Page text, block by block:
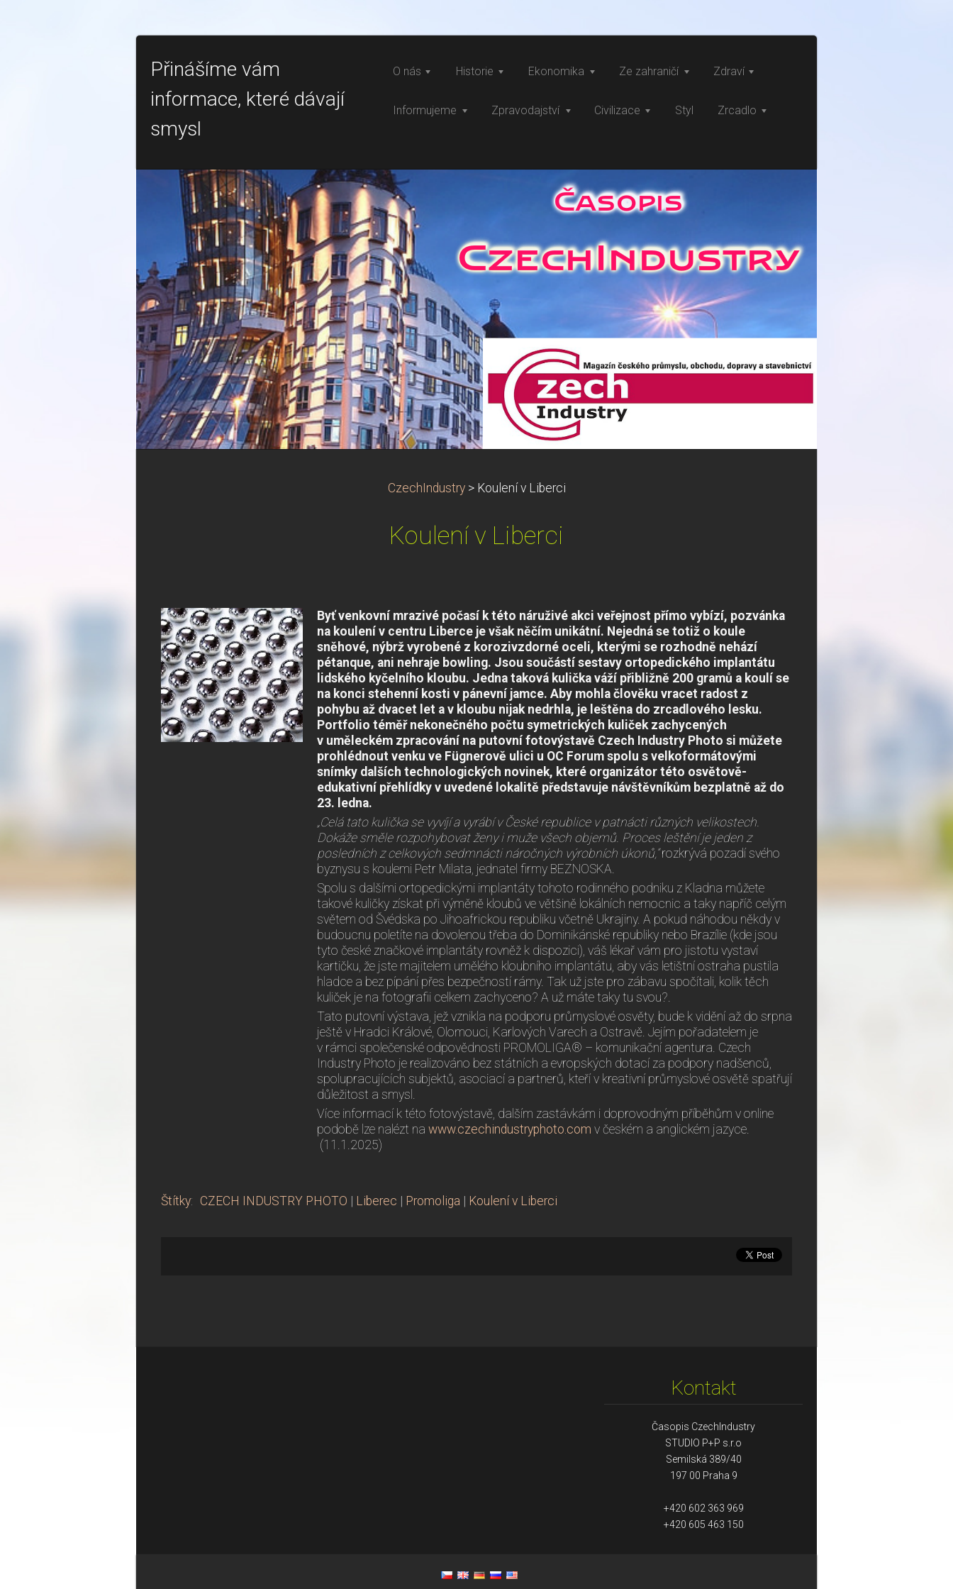
Přinášíme vám
informace, které dávají
smysl
O nás Historie Ekonomika Ze zahraničí Zdraví
Informujeme Zpravodajství Civilizace Styl Zrcadlo
CzechIndustry > Koulení v Liberci
Koulení v Liberci
Byť venkovní mrazivé počasí k této náruživé akci veřejnost přímo vybízí, pozvánka
na koulení v centru Liberce je však něčím unikátní. Nejedná se totiž o koule
sněhové, nýbrž vyrobené z korozivzdorné oceli, kterými se rozhodně nehází
pétanque, ani nehraje bowling. Jsou součástí sestavy ortopedického implantátu
lidského kyčelního kloubu. Jedna taková kulička váží přibližně 200 gramů a koulí se
na konci stehenní kosti v pánevní jamce. Aby mohla člověku vracet radost z
pohybu až dvacet let a v kloubu nijak nedrhla, je leštěna do zrcadlového lesku.
Portfolio téměř nekonečného počtu symetrických kuliček zachycených
v uměleckém zpracování na putovní fotovýstavě Czech Industry Photo si můžete
prohlédnout venku ve Fügnerově ulici u OC Forum spolu s velkoformátovými
snímky dalších technologických novinek, které organizátor této osvětově-
edukativní přehlídky v uvedené lokalitě představuje návštěvníkům bezplatně až do
23. ledna.
„Celá tato kulička se vyvíjí a vyrábí v České republice v patnácti různých velikostech.
Dokáže směle rozpohybovat ženy i muže všech objemů. Proces leštění je jeden z
posledních z celkových sedmnácti náročných výrobních úkonů,“rozkrývá pozadí svého
byznysu s koulemi Petr Milata, jednatel firmy BEZNOSKA.
Spolu s dalšími ortopedickými implantáty tohoto rodinného podniku z Kladna můžete
takové kuličky získat při výměně kloubů ve většině lokálních nemocnic a taky napříč celým
světem od Švédska po Jihoafrickou republiku včetně Ukrajiny. A pokud náhodou někdy v
budoucnu poletíte na dovolenou třeba do Dominikánské republiky nebo Brazílie (kde jsou
tyto české značkové implantáty rovněž k dispozici), váš lékař vám pro jistotu vystaví
kartičku, že jste majitelem umělého kloubního implantátu, aby vás letištní ostraha pustila
hladce a bez pípání přes bezpečností rámy. Tak už jste pro zábavu spočítali, kolik těch
kuliček je na fotografii celkem zachyceno? A už máte taky tu svou?.
Tato putovní výstava, jež vznikla na podporu průmyslové osvěty, bude k vidění až do srpna
ještě v Hradci Králové, Olomouci, Karlových Varech a Ostravě. Jejím pořadatelem je
v rámci společenské odpovědnosti PROMOLIGA® – komunikační agentura. Czech
Industry Photo je realizováno bez státních a evropských dotací za podpory nadšenců,
spolupracujících subjektů, asociací a partnerů, kteří v kreativní průmyslové osvětě spatřují
důležitost a smysl.
Více informací k této fotovýstavě, dalším zastávkám i doprovodným příběhům v online
podobě lze nalézt na www.czechindustryphoto.com v českém a anglickém jazyce.
(11.1.2025)
Štítky: CZECH INDUSTRY PHOTO Liberec Promoliga Koulení v Liberci
Kontakt
Časopis CzechIndustry
STUDIO P+P s.r.o
Semilská 389/40
197 00 Praha 9
+420 602 363 969
+420 605 463 150